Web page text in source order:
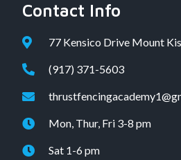
Contact Info
77 Kensico Drive Mount
(917) 371-5603
Mon, Thur, Fri 3-8 pm
Sat 1-6 pm